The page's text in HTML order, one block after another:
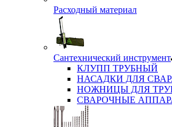
Расходный материал
Сантехнический инструмент
КЛУПП ТРУБНЫЙ
НАСАДКИ ДЛЯ
НОЖНИЦЫ ДЛЯ
СВАРОЧНЫЕ